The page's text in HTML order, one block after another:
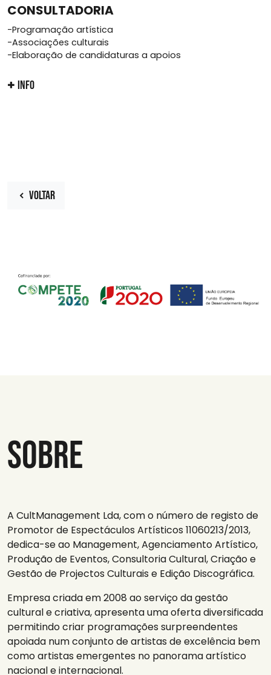
CONSULTADORIA
-Programação artística
-Associações culturais
-Elaboração de candidaturas a apoios
INFO
VOLTAR
Sobre
A CultManagement Lda, com o número de registo de
Promotor de Espectáculos Artísticos 11060213/2013,
dedica-se ao Management, Agenciamento Artístico,
Produção de Eventos, Consultoria Cultural, Criação e
Gestão de Projectos Culturais e Edição Discográfica.
Empresa criada em 2008 ao serviço da gestão
cultural e criativa, apresenta uma oferta diversificada
permitindo criar programações surpreendentes
apoiada num conjunto de artistas de excelência bem
como artistas emergentes no panorama artístico
nacional e internacional.